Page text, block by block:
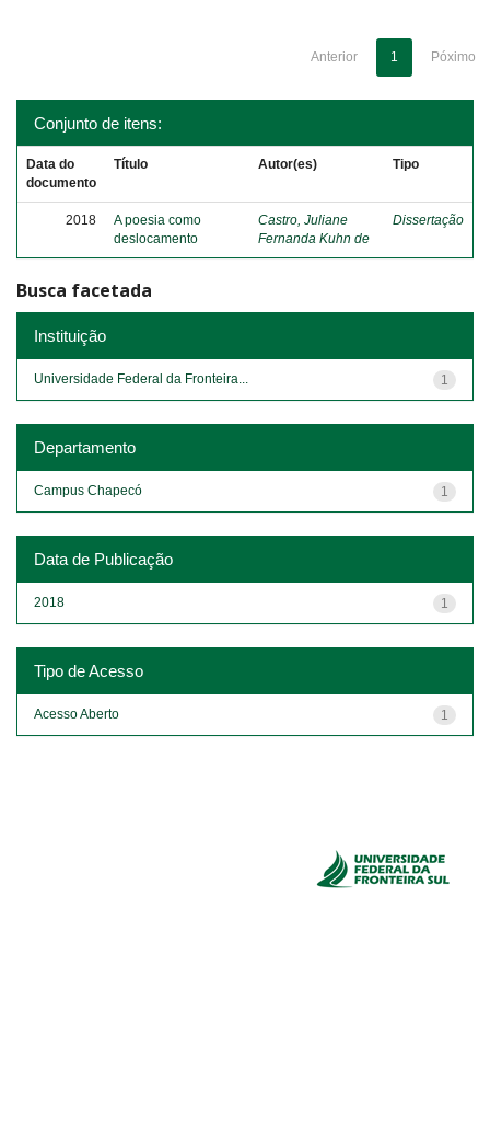
Anterior 1 Póximo
Conjunto de itens:
Data do
documento
Título Autor(es) Tipo
2018
A poesia como
deslocamento
Castro, Juliane
Fernanda Kuhn de
Dissertação
Busca facetada
Instituição
1
Universidade Federal da Fronteira...
Departamento
1
Campus Chapecó
Data de Publicação
1
2018
Tipo de Acesso
1
Acesso Aberto